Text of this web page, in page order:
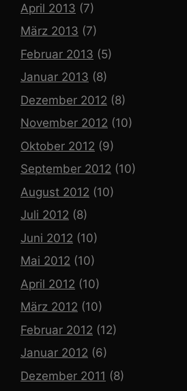
April 2013 (7)
März 2013 (7)
Februar 2013 (5)
Januar 2013 (8)
Dezember 2012 (8)
November 2012 (10)
Oktober 2012 (9)
September 2012 (10)
August 2012 (10)
Juli 2012 (8)
Juni 2012 (10)
Mai 2012 (10)
April 2012 (10)
März 2012 (10)
Februar 2012 (12)
Januar 2012 (6)
Dezember 2011 (8)